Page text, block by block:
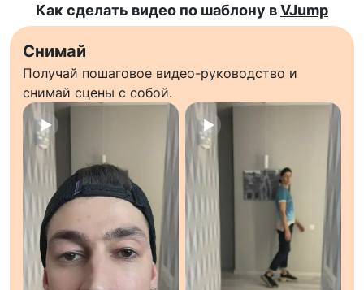
Как сделать видео по шаблону вVJump
Снимай
Получай пошаговое видео-руководство и
снимай сцены с собой.